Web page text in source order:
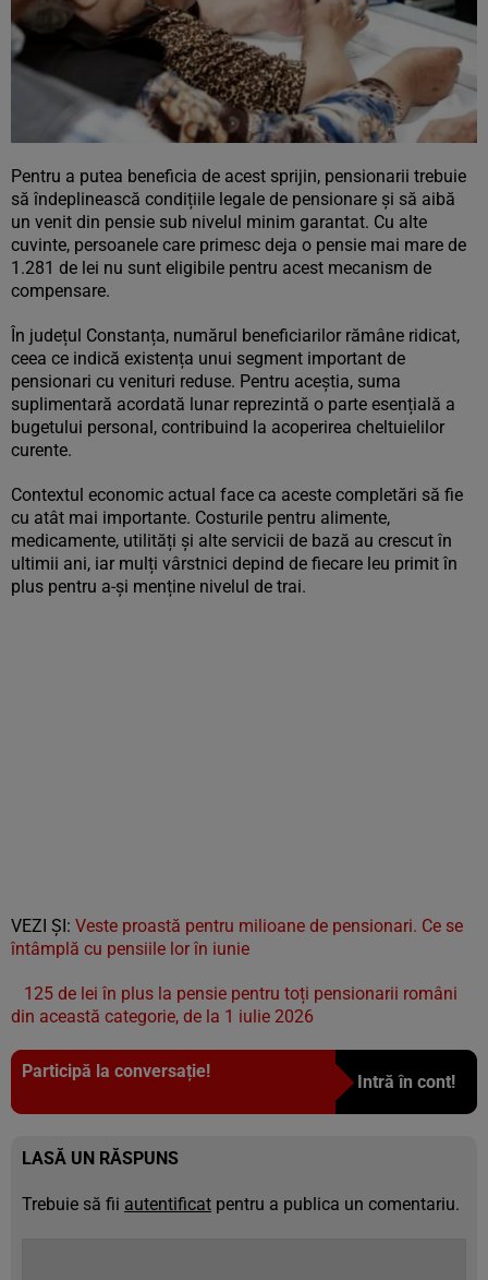
Pentru a putea beneficia de acest sprijin, pensionarii trebuie
să îndeplinească condițiile legale de pensionare și să aibă
un venit din pensie sub nivelul minim garantat. Cu alte
cuvinte, persoanele care primesc deja o pensie mai mare de
1.281 de lei nu sunt eligibile pentru acest mecanism de
compensare.
În județul Constanța, numărul beneficiarilor rămâne ridicat,
ceea ce indică existența unui segment important de
pensionari cu venituri reduse. Pentru aceștia, suma
suplimentară acordată lunar reprezintă o parte esențială a
bugetului personal, contribuind la acoperirea cheltuielilor
curente.
Contextul economic actual face ca aceste completări să fie
cu atât mai importante. Costurile pentru alimente,
medicamente, utilități și alte servicii de bază au crescut în
ultimii ani, iar mulți vârstnici depind de fiecare leu primit în
plus pentru a-și menține nivelul de trai.
VEZI ȘI: Veste proastă pentru milioane de pensionari. Ce se
întâmplă cu pensiile lor în iunie
125 de lei în plus la pensie pentru toți pensionarii români
din această categorie, de la 1 iulie 2026
Participă la conversație!
Intră în cont!
LASĂ UN RĂSPUNS
Trebuie să fii autentificat pentru a publica un comentariu.